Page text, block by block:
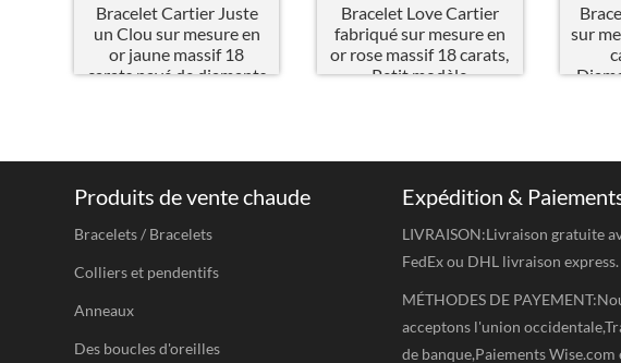
Bracelet Cartier Juste
un Clou sur mesure en
or jaune massif 18
carats pavé de diamants
Bracelet Love Cartier
fabriqué sur mesure en
or rose massif 18 carats,
Petit modèle
sur
Produits de vente chaude
Bracelets / Bracelets
Colliers et pendentifs
Anneaux
Des boucles d'oreilles
Expédition &
LIVRAISON:Livraison gratuite
FedEx ou DHL livraison express.
MÉTHODES DE
acceptons l'union
de banque,Paiements Wise.com